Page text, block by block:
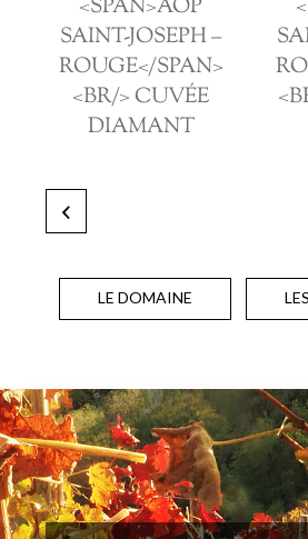
<SPAN>AOP
SAINT-JOSEPH –
ROUGE</SPAN>
<BR/> CUVÉE
DIAMANT
LE DOMAINE